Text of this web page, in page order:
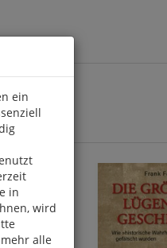
ein
in
wird
alle